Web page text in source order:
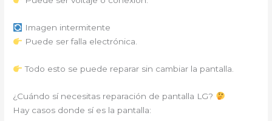
Imagen intermitente
Puede ser falla electrónica.
Todo esto se puede reparar sin cambiar la pantalla.
¿Cuándo sí necesitas reparación de pantalla LG?
Hay casos donde sí es la pantalla: